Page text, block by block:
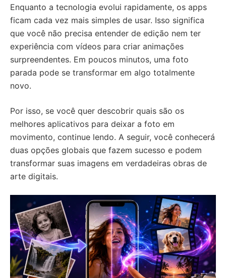
Enquanto a tecnologia evolui rapidamente, os apps
ficam cada vez mais simples de usar. Isso significa
que você não precisa entender de edição nem ter
experiência com vídeos para criar animações
surpreendentes. Em poucos minutos, uma foto
parada pode se transformar em algo totalmente
novo.
Por isso, se você quer descobrir quais são os
melhores aplicativos para deixar a foto em
movimento, continue lendo. A seguir, você conhecerá
duas opções globais que fazem sucesso e podem
transformar suas imagens em verdadeiras obras de
arte digitais.